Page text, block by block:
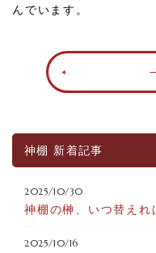
んでいます。
神棚 新着記事
2025/10/30
神棚の榊、いつ替えれ
2025/10/16